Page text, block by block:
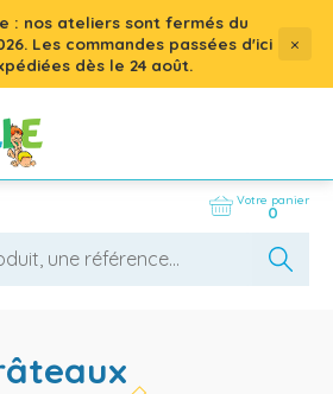
: nos ateliers sont fermés du
. Les commandes passées d'ici
dès le 24 août.
×
Votre panier
0